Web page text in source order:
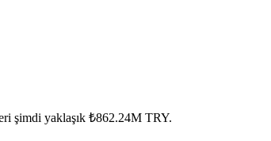
şimdi yaklaşık ₺862.24M TRY.